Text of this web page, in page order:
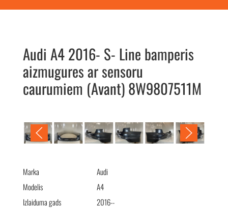
Audi A4 2016- S- Line bamperis
aizmugures ar sensoru
caurumiem (Avant) 8W9807511M
Marka
Audi
Modelis
A4
Izlaiduma gads
2016--